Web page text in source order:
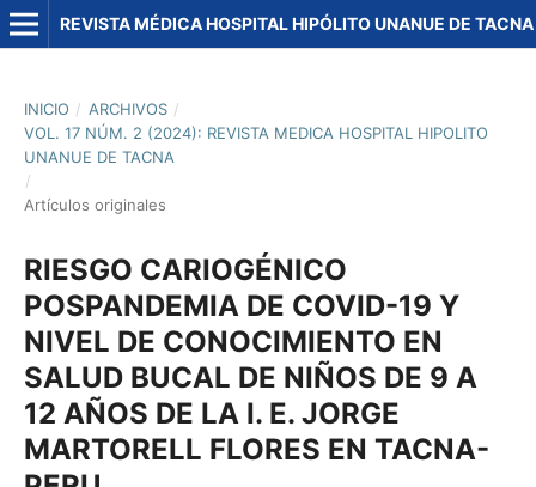
REVISTA MÉDICA HOSPITAL HIPÓLITO UNANUE DE TACNA
INICIO / ARCHIVOS /
VOL. 17 NÚM. 2 (2024): REVISTA MEDICA HOSPITAL HIPOLITO
UNANUE DE TACNA
/
Artículos originales
RIESGO CARIOGÉNICO
POSPANDEMIA DE COVID-19 Y
NIVEL DE CONOCIMIENTO EN
SALUD BUCAL DE NIÑOS DE 9 A
12 AÑOS DE LA I. E. JORGE
MARTORELL FLORES EN TACNA-